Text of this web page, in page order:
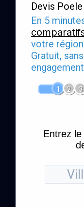
Devis Poele
En 5
votre
Gratuit,
1 2 3
Entrez